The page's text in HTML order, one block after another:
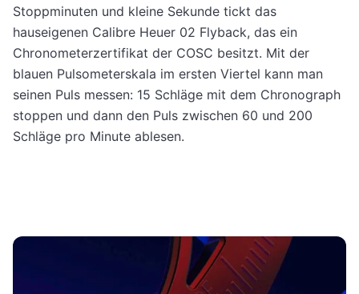
Stoppminuten und kleine Sekunde tickt das
hauseigenen Calibre Heuer 02 Flyback, das ein
Chronometerzertifikat der COSC besitzt. Mit der
blauen Pulsometerskala im ersten Viertel kann man
seinen Puls messen: 15 Schläge mit dem Chronograph
stoppen und dann den Puls zwischen 60 und 200
Schläge pro Minute ablesen.